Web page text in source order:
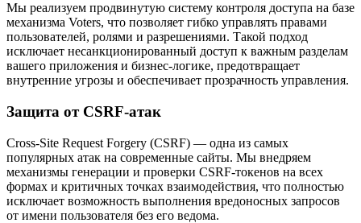
Мы реализуем продвинутую систему контроля доступа на базе
механизма Voters, что позволяет гибко управлять правами
пользователей, ролями и разрешениями. Такой подход
исключает несанкционированный доступ к важным разделам
вашего приложения и бизнес-логике, предотвращает
внутренние угрозы и обеспечивает прозрачность управления.
Защита от CSRF-атак
Cross-Site Request Forgery (CSRF) — одна из самых
популярных атак на современные сайты. Мы внедряем
механизмы генерации и проверки CSRF-токенов на всех
формах и критичных точках взаимодействия, что полностью
исключает возможность выполнения вредоносных запросов
от имени пользователя без его ведома.